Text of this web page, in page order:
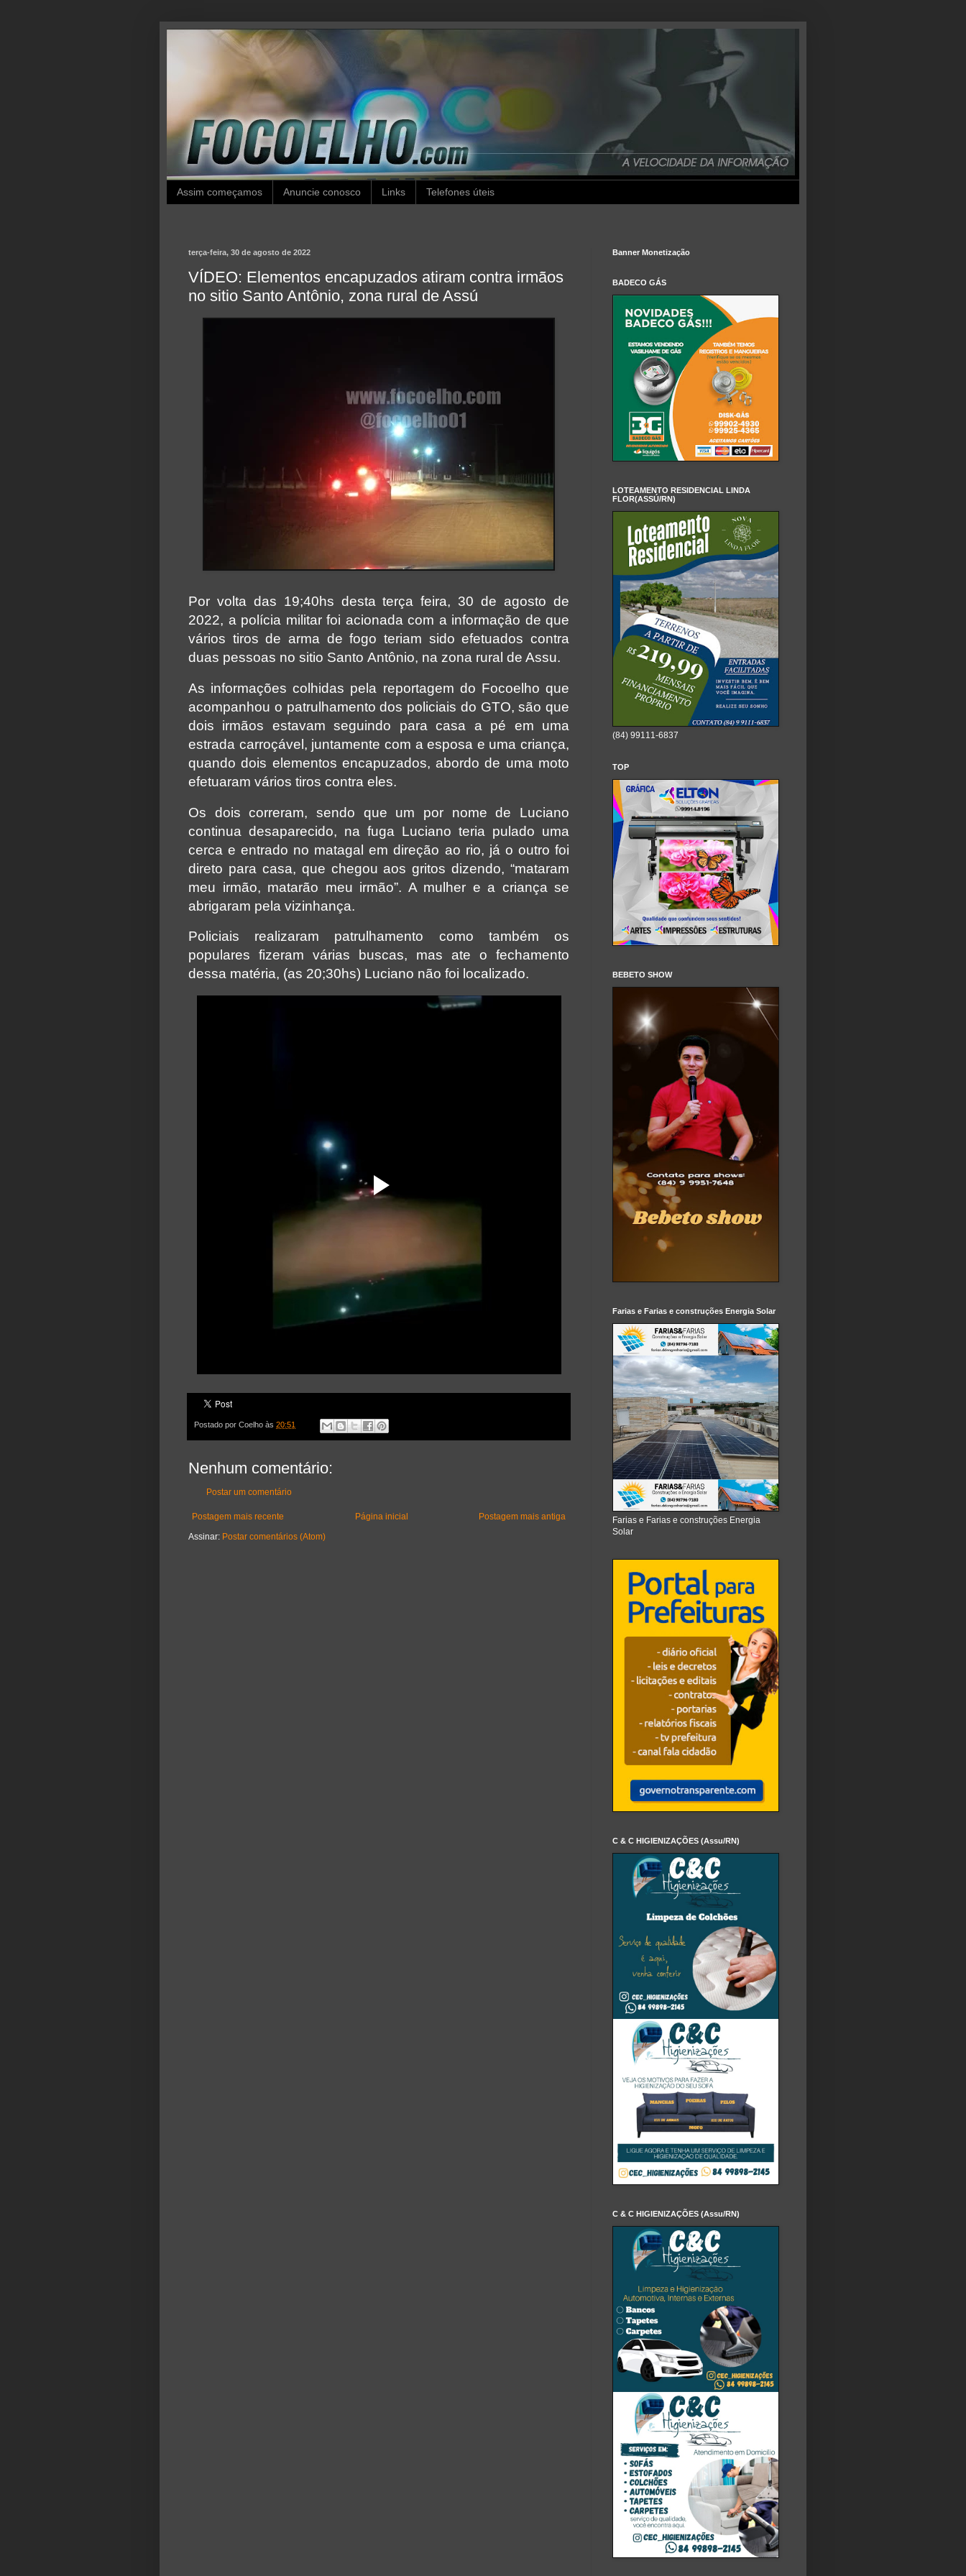
Assim começamos Anuncie conosco Links Telefones úteis
terça-feira, 30 de agosto de 2022
VÍDEO: Elementos encapuzados atiram contra irmãos
no sitio Santo Antônio, zona rural de Assú
Por volta das 19;40hs desta terça feira, 30 de agosto de
2022, a polícia militar foi acionada com a informação de que
vários tiros de arma de fogo teriam sido efetuados contra
duas pessoas no sitio Santo Antônio, na zona rural de Assu.
As informações colhidas pela reportagem do Focoelho que
acompanhou o patrulhamento dos policiais do GTO, são que
dois irmãos estavam seguindo para casa a pé em uma
estrada carroçável, juntamente com a esposa e uma criança,
quando dois elementos encapuzados, abordo de uma moto
efetuaram vários tiros contra eles.
Os dois correram, sendo que um por nome de Luciano
continua desaparecido, na fuga Luciano teria pulado uma
cerca e entrado no matagal em direção ao rio, já o outro foi
direto para casa, que chegou aos gritos dizendo, “mataram
meu irmão, matarão meu irmão”. A mulher e a criança se
abrigaram pela vizinhança.
Policiais realizaram patrulhamento como também os
populares fizeram várias buscas, mas ate o fechamento
dessa matéria, (as 20;30hs) Luciano não foi localizado.
Postado por Coelho às 20:51
Nenhum comentário:
Postar um comentário
Postagem mais recente Postagem mais antiga
Página inicial
Assinar: Postar comentários (Atom)
Banner Monetização
BADECO GÁS
LOTEAMENTO RESIDENCIAL LINDA
FLOR(ASSÚ/RN)
(84) 99111-6837
TOP
BEBETO SHOW
Farias e Farias e construções Energia Solar
Farias e Farias e construções Energia
Solar
C & C HIGIENIZAÇÕES (Assu/RN)
C & C HIGIENIZAÇÕES (Assu/RN)